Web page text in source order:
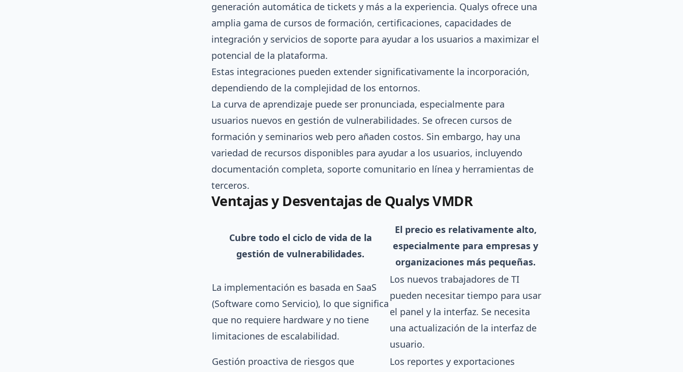
generación automática de tickets y más a la experiencia. Qualys ofrece una
amplia gama de cursos de formación, certificaciones, capacidades de
integración y servicios de soporte para ayudar a los usuarios a maximizar el
potencial de la plataforma.
Estas integraciones pueden extender significativamente la incorporación,
dependiendo de la complejidad de los entornos.
La curva de aprendizaje puede ser pronunciada, especialmente para
usuarios nuevos en gestión de vulnerabilidades. Se ofrecen cursos de
formación y seminarios web pero añaden costos. Sin embargo, hay una
variedad de recursos disponibles para ayudar a los usuarios, incluyendo
documentación completa, soporte comunitario en línea y herramientas de
terceros.
Ventajas y Desventajas de Qualys VMDR
Cubre todo el ciclo de vida de la
gestión de vulnerabilidades.
El precio es relativamente alto,
especialmente para empresas y
organizaciones más pequeñas.
La implementación es basada en SaaS
(Software como Servicio), lo que significa
que no requiere hardware y no tiene
limitaciones de escalabilidad.
Los nuevos trabajadores de TI
pueden necesitar tiempo para usar
el panel y la interfaz. Se necesita
una actualización de la interfaz de
usuario.
Gestión proactiva de riesgos que
Los reportes y exportaciones